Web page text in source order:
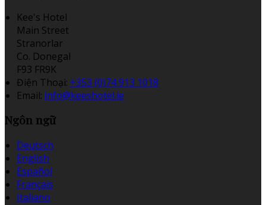
Kee's Hotel
Main Street
Stranorlar
Co. Donegal
F93 FR9K
Điện Thoại: +353 (0)74 913 1018
Email: info@keeshotel.ie
Ngôn ngữ
Deutsch
English
Español
Français
Italiano